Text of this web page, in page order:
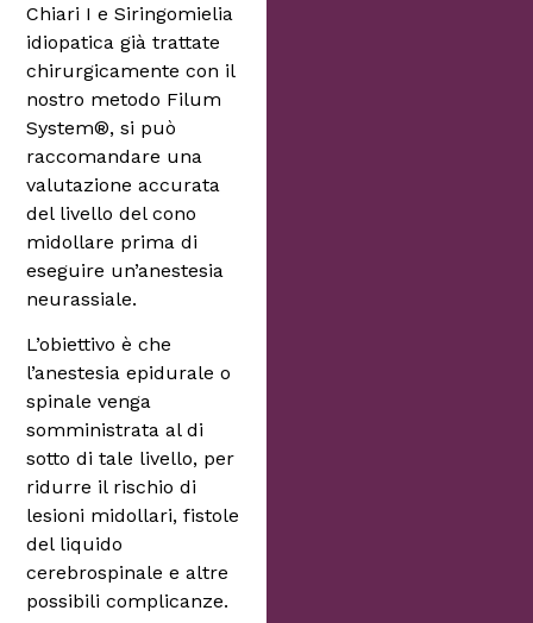
Chiari I e Siringomielia
idiopatica già trattate
chirurgicamente con il
nostro metodo Filum
System®, si può
raccomandare una
valutazione accurata
del livello del cono
midollare prima di
eseguire un’anestesia
neurassiale.
L’obiettivo è che
l’anestesia epidurale o
spinale venga
somministrata al di
sotto di tale livello, per
ridurre il rischio di
lesioni midollari, fistole
del liquido
cerebrospinale e altre
possibili complicanze.